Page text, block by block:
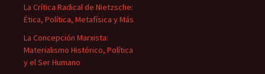
La Crítica Radical de Nietzsche:
Ética, Política, Metafísica y Más
La Concepción Marxista:
Materialismo Histórico, Política
y el Ser Humano